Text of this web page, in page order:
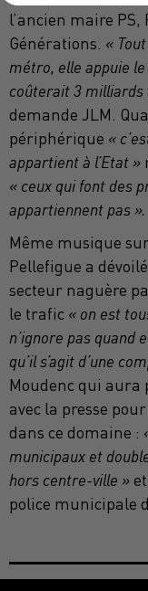
l’ancien maire
Générations. «
métro, elle appuie
coûterait 3 milliards
demande JLM.
périphérique «
appartient à l’Etat »
« ceux qui font des
appartiennent pas ».
Même musique
Pellefigue a
secteur naguère
le trafic « on est
n’ignore pas quand
qu’il s’agit d’une
Moudenc qui aura
avec la presse
dans ce domaine :
municipaux et
hors centre-ville »
police municipale